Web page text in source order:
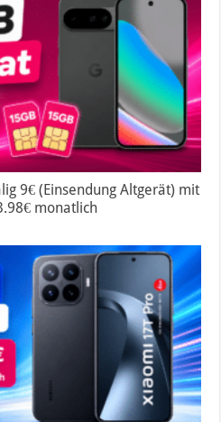
9€ (Einsendung Altgerät) mit
monatlich